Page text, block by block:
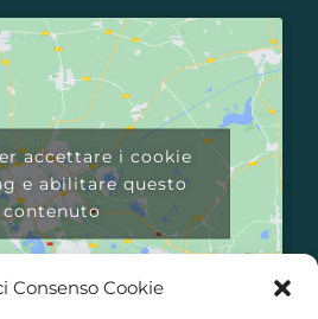
Consenso Cookie
accettare i cookie
e abilitare questo
contenuto